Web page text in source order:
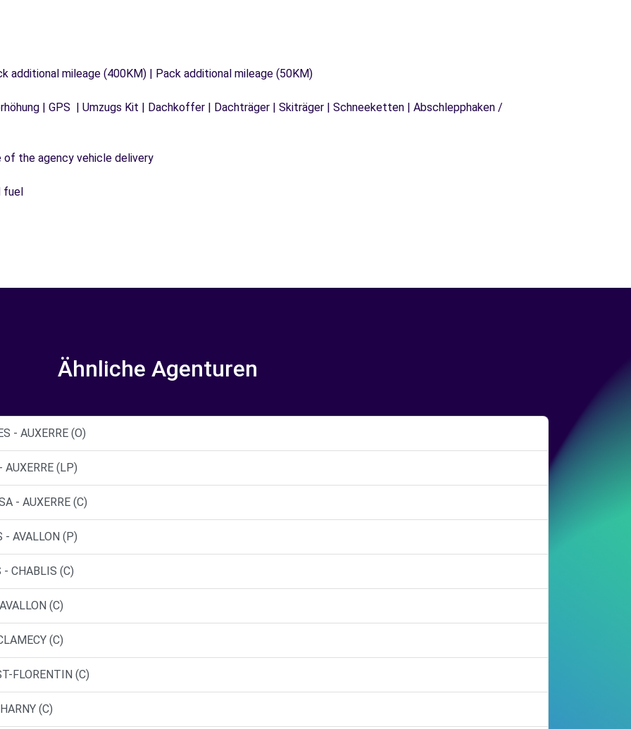
additional mileage (400KM) | Pack additional mileage (50KM)
| GPS | Umzugs Kit | Dachkoffer | Dachträger | Skiträger | Schneeketten | Abschlepphaken /
the agency vehicle delivery
Ähnliche Agenturen
- AUXERRE (O)
(LP)
- AUXERRE (C)
AVALLON (P)
CHABLIS (C)
(C)
(C)
FLORENTIN (C)
(C)